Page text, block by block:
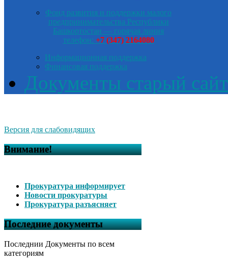
Фонд развития и поддержки малого
предпринимательства Республики
Башкортостан — горячая линия
телефон: +7 (347) 2164080
Информационная поддержка
Финансовая поддержка
Документы старый сайт
Версия для слабовидящих
Внимание!
Прокуратура информирует
Новости прокуратуры
Прокуратура разъясняет
Последние документы
Последнии Документы по всем
категориям